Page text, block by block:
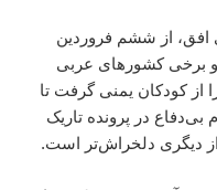
افق، از ششم فروردین
و برخی کشورهای عربی
از کودکان یمنی گرفت تا
بی‌دفاع در پرونده تاریک
دیگری دلخراش‌تر است.